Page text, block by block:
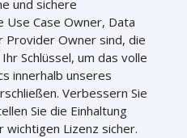
und sichere
Use Case Owner, Data
Provider Owner sind, die
Schlüssel, um das volle
innerhalb unseres
Verbessern Sie
Sie die Einhaltung
Lizenz sicher.